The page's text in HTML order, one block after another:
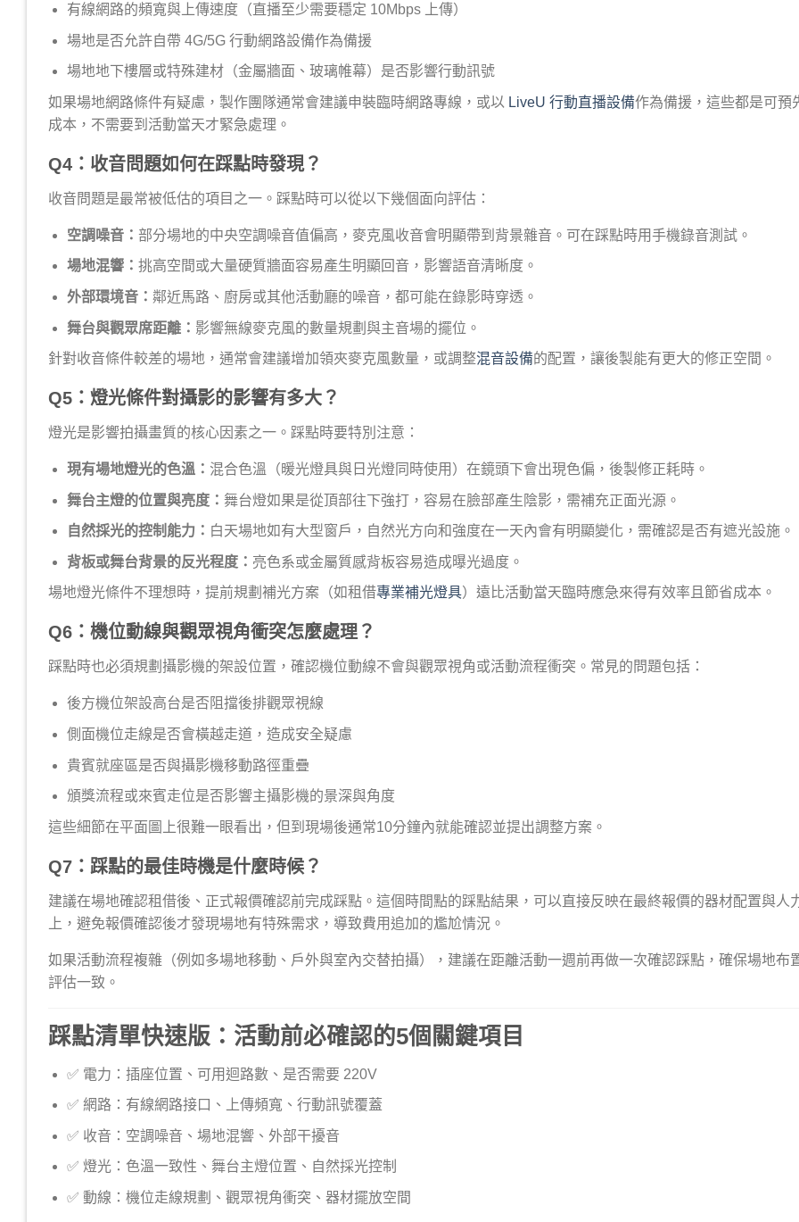
有線網路的頻寬與上傳速度（直播至少需要穩定 10Mbps 上傳）
場地是否允許自帶 4G/5G 行動網路設備作為備援
場地地下樓層或特殊建材（金屬牆面、玻璃帷幕）是否影響行動訊號
如果場地網路條件有疑慮，製作團隊通常會建議申裝臨時網路專線，或以 LiveU 行動直播設備作為備援，這些都是可預
成本，不需要到活動當天才緊急處理。
Q4：收音問題如何在踩點時發現？
收音問題是最常被低估的項目之一。踩點時可以從以下幾個面向評估：
空調噪音： 部分場地的中央空調噪音值偏高，麥克風收音會明顯帶到背景雜音。可在踩點時用手機錄音測試。
場地混響： 挑高空間或大量硬質牆面容易產生明顯回音，影響語音清晰度。
外部環境音： 鄰近馬路、廚房或其他活動廳的噪音，都可能在錄影時穿透。
舞台與觀眾席距離： 影響無線麥克風的數量規劃與主音場的擺位。
針對收音條件較差的場地，通常會建議增加領夾麥克風數量，或調整混音設備的配置，讓後製能有更大的修正空間。
Q5：燈光條件對攝影的影響有多大？
燈光是影響拍攝畫質的核心因素之一。踩點時要特別注意：
現有場地燈光的色溫： 混合色溫（暖光燈具與日光燈同時使用）在鏡頭下會出現色偏，後製修正耗時。
舞台主燈的位置與亮度： 舞台燈如果是從頂部往下強打，容易在臉部產生陰影，需補充正面光源。
自然採光的控制能力： 白天場地如有大型窗戶，自然光方向和強度在一天內會有明顯變化，需確認是否有遮光設施。
背板或舞台背景的反光程度： 亮色系或金屬質感背板容易造成曝光過度。
場地燈光條件不理想時，提前規劃補光方案（如租借專業補光燈具）遠比活動當天臨時應急來得有效率且節省成本。
Q6：機位動線與觀眾視角衝突怎麼處理？
踩點時也必須規劃攝影機的架設位置，確認機位動線不會與觀眾視角或活動流程衝突。常見的問題包括：
後方機位架設高台是否阻擋後排觀眾視線
側面機位走線是否會橫越走道，造成安全疑慮
貴賓就座區是否與攝影機移動路徑重疊
頒獎流程或來賓走位是否影響主攝影機的景深與角度
這些細節在平面圖上很難一眼看出，但到現場後通常10分鐘內就能確認並提出調整方案。
Q7：踩點的最佳時機是什麼時候？
建議在場地確認租借後、正式報價確認前完成踩點。這個時間點的踩點結果，可以直接反映在最終報價的器材配置與人
上，避免報價確認後才發現場地有特殊需求，導致費用追加的尷尬情況。
如果活動流程複雜（例如多場地移動、戶外與室內交替拍攝），建議在距離活動一週前再做一次確認踩點，確保場地布
評估一致。
踩點清單快速版：活動前必確認的5個關鍵項目
✅ 電力：插座位置、可用迴路數、是否需要 220V
✅ 網路：有線網路接口、上傳頻寬、行動訊號覆蓋
✅ 收音：空調噪音、場地混響、外部干擾音
✅ 燈光：色溫一致性、舞台主燈位置、自然採光控制
✅ 動線：機位走線規劃、觀眾視角衝突、器材擺放空間